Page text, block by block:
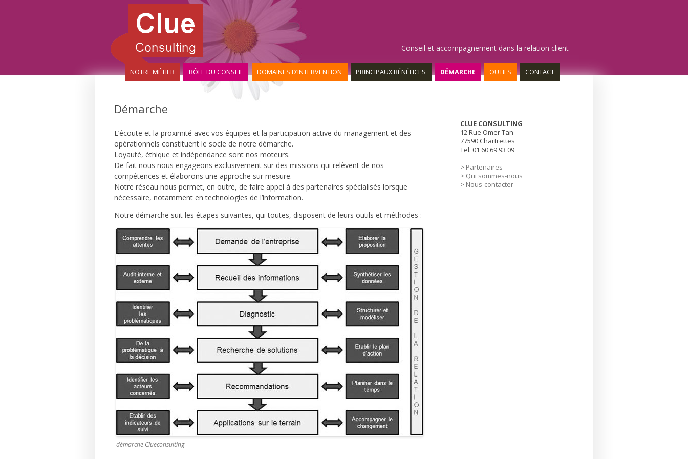
Conseil et accompagnement dans la relation client
principal
NOTRE MÉTIER RÔLE DU CONSEIL DOMAINES D’INTERVENTION PRINCIPAUX BÉNÉFICES DÉMARCHE OUTILS CONTACT
Démarche
L’écoute et la proximité avec vos équipes et la participation active du management et des
opérationnels constituent le socle de notre démarche.
Loyauté, éthique et indépendance sont nos moteurs.
De fait nous nous engageons exclusivement sur des missions qui relèvent de nos
compétences et élaborons une approche sur mesure.
Notre réseau nous permet, en outre, de faire appel à des partenaires spécialisés lorsque
nécessaire, notamment en technologies de l’information.
Notre démarche suit les étapes suivantes, qui toutes, disposent de leurs outils et méthodes :
démarche Clueconsulting
CLUE CONSULTING
12 Rue Omer Tan
77590 Chartrettes
Tel. 01 60 69 93 09
> Partenaires
> Qui sommes-nous
> Nous-contacter